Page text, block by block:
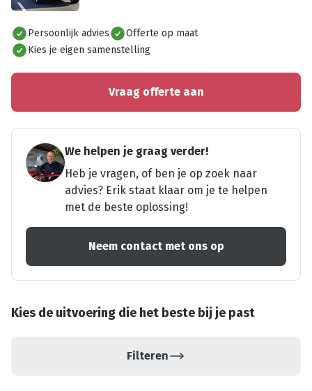
Alles bekijken
Persoonlijk advies
Offerte op maat
Kies je eigen samenstelling
Vraag offerte aan
We helpen je graag verder!
Heb je vragen, of ben je op zoek naar
advies? Erik staat klaar om je te helpen
met de beste oplossing!
Neem contact met ons op
Kies de uitvoering die het beste bij je past
Filteren